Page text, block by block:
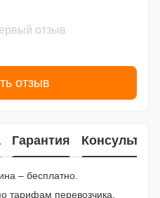
отзыв
отзыв
Гарантия
– бесплатно.
тарифам перевозчика.